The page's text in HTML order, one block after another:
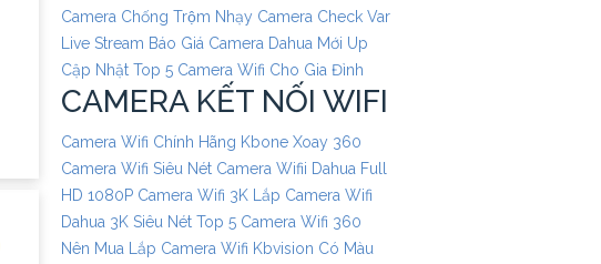
Camera Chống Trộm Nhạy Camera Check Var
Live Stream Báo Giá Camera Dahua Mới Up
Cập Nhật Top 5 Camera Wifi Cho Gia Đình
CAMERA KẾT NỐI WIFI
Camera Wifi Chính Hãng Kbone Xoay 360
Camera Wifi Siêu Nét Camera Wifii Dahua Full
HD 1080P Camera Wifi 3K
Lắp Camera Wifi
Dahua 3K Siêu Nét Top 5 Camera Wifi 360
Nên Mua
Lắp Camera Wifi Kbvision Có Màu